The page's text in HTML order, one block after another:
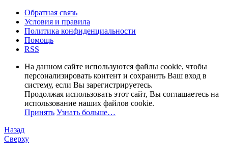
Обратная связь
Условия и правила
Политика конфиденциальности
Помощь
RSS
На данном сайте используются файлы cookie, чтобы
персонализировать контент и сохранить Ваш вход в
систему, если Вы зарегистрируетесь.
Продолжая использовать этот сайт, Вы соглашаетесь на
использование наших файлов cookie.
Принять Узнать больше…
Назад
Сверху